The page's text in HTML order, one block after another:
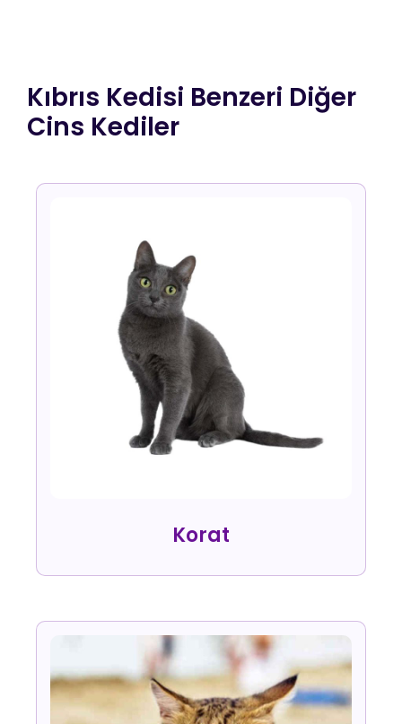
Kıbrıs Kedisi Benzeri Diğer
Cins Kediler
Korat